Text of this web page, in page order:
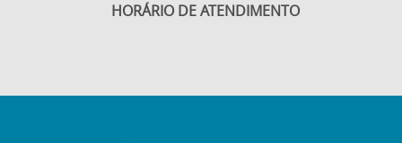
HORÁRIO DE ATENDIMENTO